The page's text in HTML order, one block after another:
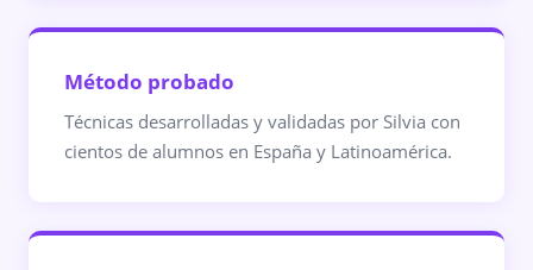
Método probado
Técnicas desarrolladas y validadas por Silvia con
cientos de alumnos en España y Latinoamérica.